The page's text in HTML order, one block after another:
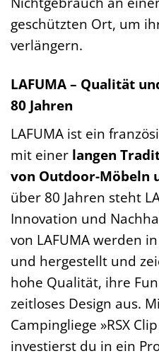
geschützten Ort, um
verlängern.
LAFUMA – Qualität
80 Jahren
LAFUMA ist ein
mit einer langen
von Outdoor-Möbeln
über 80 Jahren steht
Innovation und
von LAFUMA werden
und hergestellt und
hohe Qualität, ihre
zeitloses Design aus.
Campingliege »RSX
investierst du in ein